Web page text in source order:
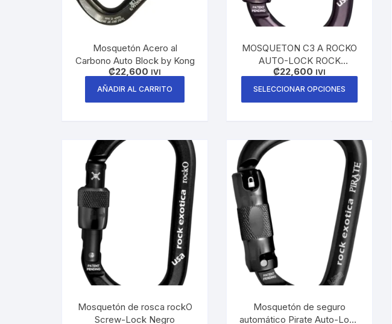
Mosquetón Acero al
Carbono Auto Block by Kong
₡22,600 IVI
AÑADIR AL CARRITO
MOSQUETON C3 A ROCKO
AUTO-LOCK ROCK
EXOTICA
₡22,600 IVI
SELECCIONAR OPCIONES
variantes.
Las
opciones
se
pueden
elegir
en
Mosquetón de rosca rockO
Screw-Lock Negro
Mosquetón de seguro
automático Pirate Auto-Lock